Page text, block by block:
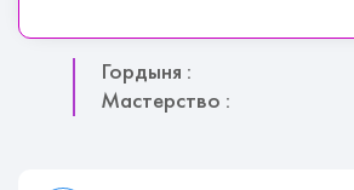
Гордыня :
Мастерство :